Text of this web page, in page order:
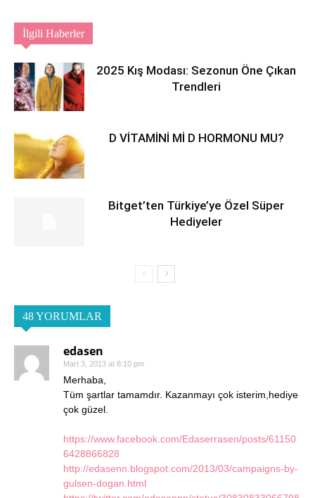
İlgili Haberler
2025 Kış Modası: Sezonun Öne Çıkan
Trendleri
D VİTAMİNİ Mİ D HORMONU MU?
Bitget’ten Türkiye’ye Özel Süper
Hediyeler
48 YORUMLAR
edasen
Mart 3, 2013 at 8:10 pm
Merhaba,
Tüm şartlar tamamdır. Kazanmayı çok isterim,hediye
çok güzel.
https://www.facebook.com/Edaserrasen/posts/61150
6428866828
http://edasenn.blogspot.com/2013/03/campaigns-by-
gulsen-dogan.html